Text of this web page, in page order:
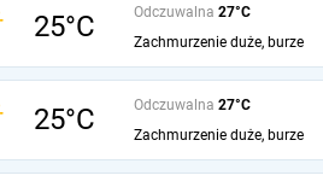
25°C Odczuwalna 27°C
Zachmurzenie duże, burze
25°C Odczuwalna 27°C
Zachmurzenie duże, burze